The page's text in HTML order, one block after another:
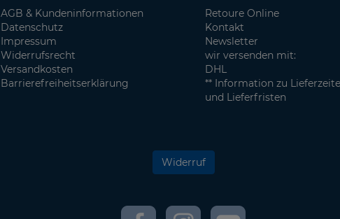
AGB & Kundeninformationen
Datenschutz
Impressum
Widerrufsrecht
Versandkosten
Barrierefreiheitserklärung
Retoure Online
Kontakt
Newsletter
wir versenden mit:
DHL
** Information zu
und Lieferfristen
Widerruf